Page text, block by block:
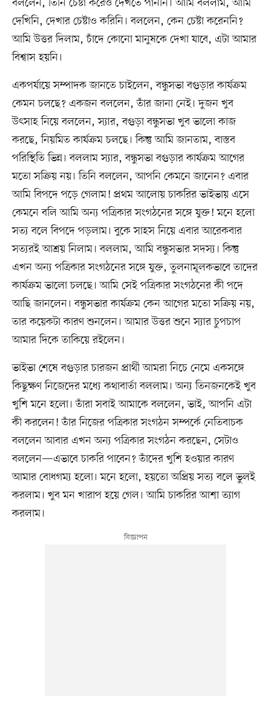
বললেন, তিনি চেষ্টা করেও দেখতে পাননি। আমি বললাম, আমি
দেখিনি, দেখার চেষ্টাও করিনি। বললেন, কেন চেষ্টা করেননি?
আমি উত্তর দিলাম, চাঁদে কোনো মানুষকে দেখা যাবে, এটা আমার
বিশ্বাস হয়নি।
একপর্যায়ে সম্পাদক জানতে চাইলেন, বন্ধুসভা বগুড়ার কার্যক্রম
কেমন চলছে? একজন বললেন, তাঁর জানা নেই। দুজন খুব
উৎসাহ নিয়ে বললেন, স্যার, বগুড়া বন্ধুসভা খুব ভালো কাজ
করছে, নিয়মিত কার্যক্রম চলছে। কিন্তু আমি জানতাম, বাস্তব
পরিস্থিতি ভিন্ন। বললাম স্যার, বন্ধুসভা বগুড়ার কার্যক্রম আগের
মতো সক্রিয় নয়। তিনি বললেন, আপনি কেমনে জানেন? এবার
আমি বিপদে পড়ে গেলাম! প্রথম আলোয় চাকরির ভাইভায় এসে
কেমনে বলি আমি অন্য পত্রিকার সংগঠনের সঙ্গে যুক্ত! মনে হলো
সত্য বলে বিপদে পড়লাম। বুকে সাহস নিয়ে এবার আরেকবার
সত্যরই আশ্রয় নিলাম। বললাম, আমি বন্ধুসভার সদস্য। কিন্তু
এখন অন্য পত্রিকার সংগঠনের সঙ্গে যুক্ত, তুলনামূলকভাবে তাদের
কার্যক্রম ভালো চলছে। আমি সেই পত্রিকার সংগঠনের কী পদে
আছি জানলেন। বন্ধুসভার কার্যক্রম কেন আগের মতো সক্রিয় নয়,
তার কয়েকটা কারণ শুনলেন। আমার উত্তর শুনে স্যার চুপচাপ
আমার দিকে তাকিয়ে রইলেন।
ভাইভা শেষে বগুড়ার চারজন প্রার্থী আমরা নিচে নেমে একসঙ্গে
কিছুক্ষণ নিজেদের মধ্যে কথাবার্তা বললাম। অন্য তিনজনকেই খুব
খুশি মনে হলো। তাঁরা সবাই আমাকে বললেন, ভাই, আপনি এটা
কী করলেন! তাঁর নিজের পত্রিকার সংগঠন সম্পর্কে নেতিবাচক
বললেন আবার এখন অন্য পত্রিকার সংগঠন করছেন, সেটাও
বললেন—এভাবে চাকরি পাবেন? তাঁদের খুশি হওয়ার কারণ
আমার বোধগম্য হলো। মনে হলো, হয়তো অপ্রিয় সত্য বলে ভুলই
করলাম। খুব মন খারাপ হয়ে গেল। আমি চাকরির আশা ত্যাগ
করলাম।